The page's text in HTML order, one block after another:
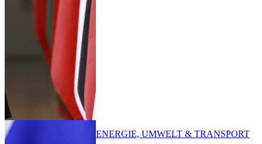
ENERGIE, UMWELT & TRANSPORT